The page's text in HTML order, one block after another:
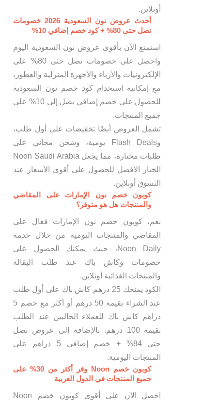
أونلاين.
أحدث عروض نون السعودية 2026 خصومات
تصل حتى 80% + كود خصم إضافي 10%
استمتع الآن بأقوى عروض نون السعودية اليوم
واحصل على خصومات تصل حتى 80% على
الإلكترونيات والأزياء والأجهزة المنزلية والعطور،
مع إمكانية استخدام كود خصم نون السعودية
للحصول على خصم إضافي يصل إلى 10% على
جميع المنتجات.
تشمل العروض أيضًا تخفيضات على أول طلب،
وFlash Deals يومية، وشحن مجاني على
طلبات مختارة، مما يجعل Noon Saudi Arabia
الخيار الأفضل للحصول على أقوى الأسعار عند
التسوق أونلاين.
كوبون خصم نون الإمارات على المقاضي
والمنتجات هل هو متوفر؟
نعم، كوبون خصم نون الإمارات فعال على
المقاضي والمنتجات اليومية من خلال خدمة
Noon Daily، حيث يمكنك الحصول على
خصومات وكاش باك عند طلب البقالة
والمنتجات الغذائية أونلاين.
الكود يمنحك 25 درهم كاش باك على أول طلب
عند الشراء بقيمة 50 درهم أو أكثر مع خصم 5
دراهم كاش باك للعملاء الحاليين عند الطلب
بقيمة 100 درهم. بالإضافة إلى عروض تصل
حتى 84% + خصم إضافي 5 دراهم على
المنتجات اليومية.
كوبون خصم Noon وفر أكثر من 30% على
جميع المنتجات في الدول العربية
احصل الآن على أقوى كوبون خصم Noon